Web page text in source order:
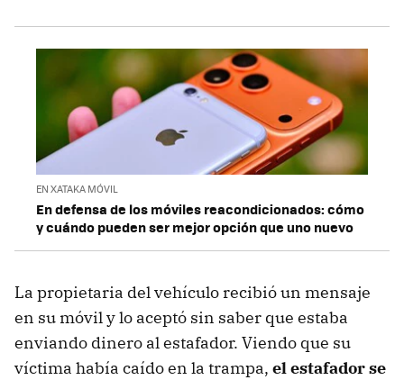
EN XATAKA MÓVIL
En defensa de los móviles reacondicionados: cómo
y cuándo pueden ser mejor opción que uno nuevo
La propietaria del vehículo recibió un mensaje
en su móvil y lo aceptó sin saber que estaba
enviando dinero al estafador. Viendo que su
víctima había caído en la trampa, el estafador se